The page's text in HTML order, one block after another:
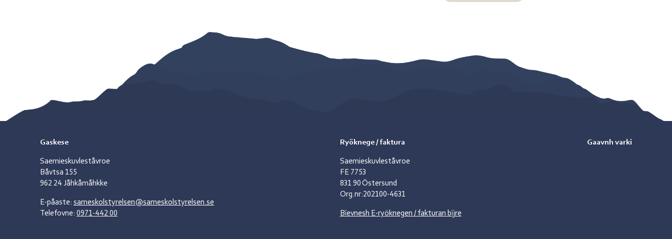
Gaskese
Saemieskuvleståvroe
Båvtsa 155
962 24 Jåhkåmåhkke
E-påaste: sameskolstyrelsen@sameskolstyrelsen.se
Telefovne: 0971-442 00
Ryöknege / faktura
Saemieskuvleståvroe
FE 7753
831 90 Östersund
Org.nr:202100-4631
Bïevnesh E-ryöknegen / fakturan bïjre
Gaavnh varki